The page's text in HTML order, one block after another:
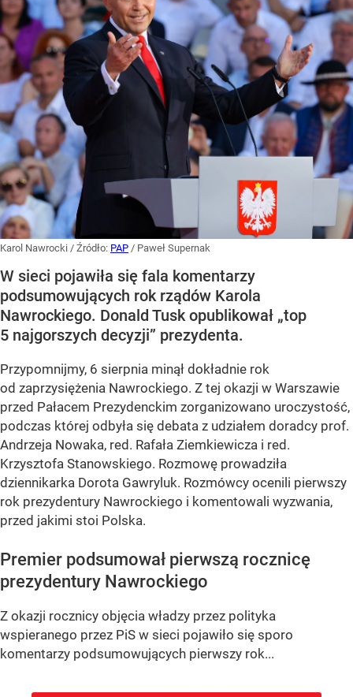
Karol Nawrocki / Źródło: PAP / Paweł Supernak
W sieci pojawiła się fala komentarzy
podsumowujących rok rządów Karola
Nawrockiego. Donald Tusk opublikował „top
5 najgorszych decyzji” prezydenta.
Przypomnijmy, 6 sierpnia minął dokładnie rok
od zaprzysiężenia Nawrockiego. Z tej okazji w Warszawie
przed Pałacem Prezydenckim zorganizowano uroczystość,
podczas której odbyła się debata z udziałem doradcy prof.
Andrzeja Nowaka, red. Rafała Ziemkiewicza i red.
Krzysztofa Stanowskiego. Rozmowę prowadziła
dziennikarka Dorota Gawryluk. Rozmówcy ocenili pierwszy
rok prezydentury Nawrockiego i komentowali wyzwania,
przed jakimi stoi Polska.
Premier podsumował pierwszą rocznicę
prezydentury Nawrockiego
Z okazji rocznicy objęcia władzy przez polityka
wspieranego przez PiS w sieci pojawiło się sporo
komentarzy podsumowujących pierwszy rok...